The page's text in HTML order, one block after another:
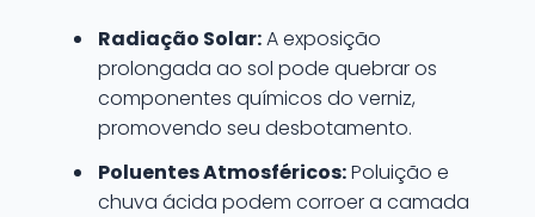
Radiação Solar:A exposição
prolongada ao sol pode quebrar os
componentes químicos do verniz,
promovendo seu desbotamento.
Poluentes Atmosféricos:Poluição e
chuva ácida podem corroer a camada